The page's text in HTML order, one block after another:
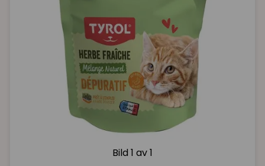
Bild 1 av 1